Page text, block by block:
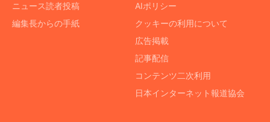
ニュース読者投稿
編集長からの手紙
AIポリシー
クッキーの利用について
広告掲載
記事配信
コンテンツ二次利用
日本インターネット報道協会